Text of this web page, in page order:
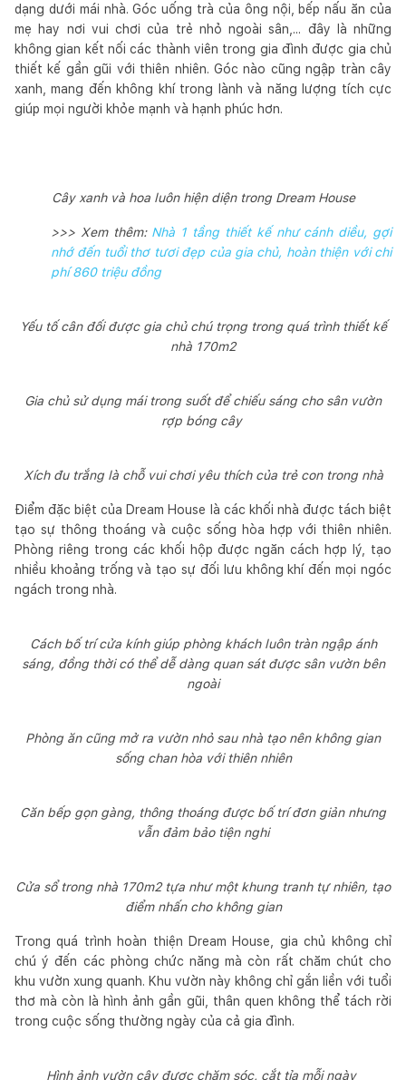
dạng dưới mái nhà. Góc uống trà của ông nội, bếp nấu ăn của
mẹ hay nơi vui chơi của trẻ nhỏ ngoài sân,... đây là những
không gian kết nối các thành viên trong gia đình được gia chủ
thiết kế gần gũi với thiên nhiên. Góc nào cũng ngập tràn cây
xanh, mang đến không khí trong lành và năng lượng tích cực
giúp mọi người khỏe mạnh và hạnh phúc hơn.
Cây xanh và hoa luôn hiện diện trong Dream House
>>> Xem thêm: Nhà 1 tầng thiết kế như cánh diều, gợi
nhớ đến tuổi thơ tươi đẹp của gia chủ, hoàn thiện với chi
phí 860 triệu đồng
Yếu tố cân đối được gia chủ chú trọng trong quá trình thiết kế
nhà 170m2
Gia chủ sử dụng mái trong suốt để chiếu sáng cho sân vườn
rợp bóng cây
Xích đu trắng là chỗ vui chơi yêu thích của trẻ con trong nhà
Điểm đặc biệt của Dream House là các khối nhà được tách biệt
tạo sự thông thoáng và cuộc sống hòa hợp với thiên nhiên.
Phòng riêng trong các khối hộp được ngăn cách hợp lý, tạo
nhiều khoảng trống và tạo sự đối lưu không khí đến mọi ngóc
ngách trong nhà.
Cách bố trí cửa kính giúp phòng khách luôn tràn ngập ánh
sáng, đồng thời có thể dễ dàng quan sát được sân vườn bên
ngoài
Phòng ăn cũng mở ra vườn nhỏ sau nhà tạo nên không gian
sống chan hòa với thiên nhiên
Căn bếp gọn gàng, thông thoáng được bố trí đơn giản nhưng
vẫn đảm bảo tiện nghi
Cửa sổ trong nhà 170m2 tựa như một khung tranh tự nhiên, tạo
điểm nhấn cho không gian
Trong quá trình hoàn thiện Dream House, gia chủ không chỉ
chú ý đến các phòng chức năng mà còn rất chăm chút cho
khu vườn xung quanh. Khu vườn này không chỉ gắn liền với tuổi
thơ mà còn là hình ảnh gần gũi, thân quen không thể tách rời
trong cuộc sống thường ngày của cả gia đình.
Hình ảnh vườn cây được chăm sóc, cắt tỉa mỗi ngày